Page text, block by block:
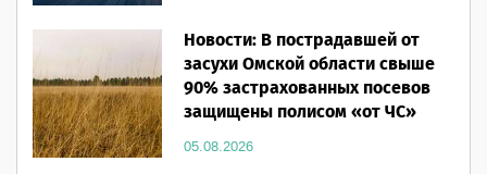
Новости: В пострадавшей от
засухи Омской области свыше
90% застрахованных посевов
защищены полисом «от ЧС»
05.08.2026